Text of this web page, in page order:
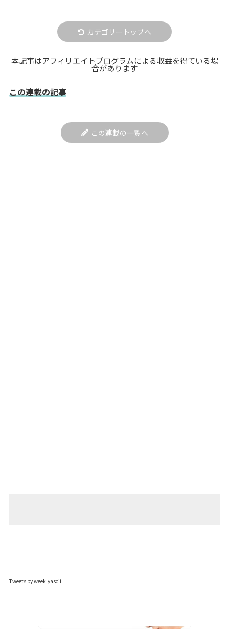
カテゴリートップへ
本記事はアフィリエイトプログラムによる収益を得ている場
合があります
この連載の記事
この連載の一覧へ
Tweets by weeklyascii